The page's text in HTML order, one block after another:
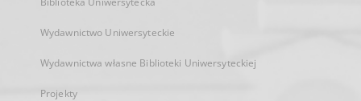
Wydawnictwo Uniwersyteckie
Wydawnictwa własne Biblioteki Uniwersyteckiej
Projekty